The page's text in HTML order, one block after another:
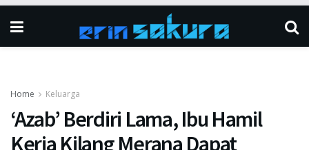
Home Keluarga
‘Azab’ Berdiri Lama, Ibu Hamil
Kerja Kilang Merana Dapat